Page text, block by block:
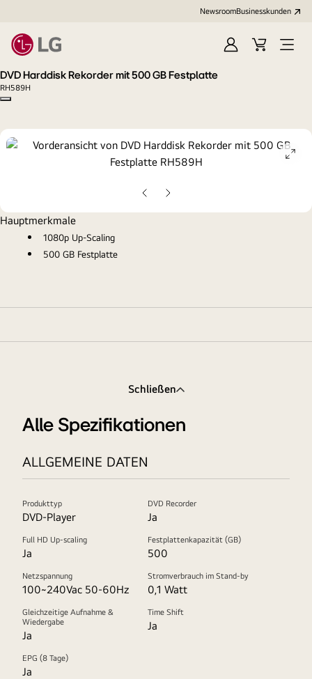
NewsroomBusinesskunden
AnmeldenWarenkorb
Menü
DVD Harddisk Rekorder mit 500 GB Festplatte
RH589H
Copy model name
Vorherige
Folie
Nächste
Folie
Hauptmerkmale
1080p Up-Scaling
500 GB Festplatte
Schließen
Alle Spezifikationen
ALLGEMEINE DATEN
Produkttyp
DVD-Player
DVD Recorder
Ja
Full HD Up-scaling
Ja
Festplattenkapazität (GB)
500
Netzspannung
100~240Vac 50-60Hz
Stromverbrauch im Stand-by
0,1 Watt
Gleichzeitige Aufnahme &
Wiedergabe
Ja
Time Shift
Ja
EPG (8 Tage)
Ja